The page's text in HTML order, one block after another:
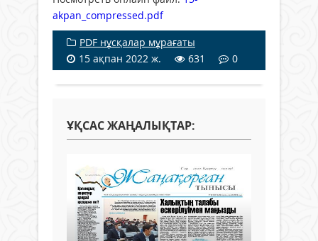
akpan_compressed.pdf
PDF нұсқалар мұрағаты
15 ақпан 2022 ж.
631 0
ҰҚСАС ЖАҢАЛЫҚТАР: